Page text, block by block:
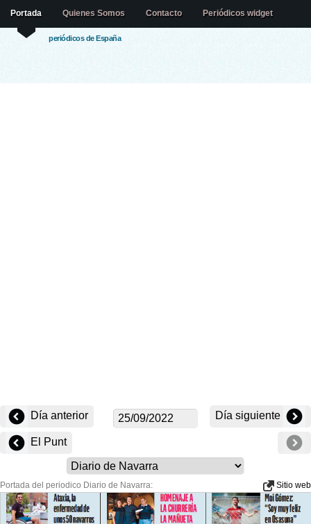
periódicos de España
Portada Quienes Somos Contacto Periódicos widget
Día anterior Día siguiente
El Punt
Portada del periodico Diario de Navarra: Sitio web